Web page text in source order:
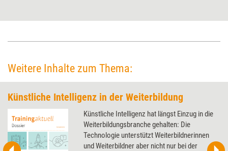
Weitere Inhalte zum Thema:
Künstliche Intelligenz in der Weiterbildung
Künstliche Intelligenz hat längst Einzug in die
Weiterbildungsbranche gehalten: Die
Technologie unterstützt Weiterbildnerinnen
und Weiterbildner aber nicht nur bei der